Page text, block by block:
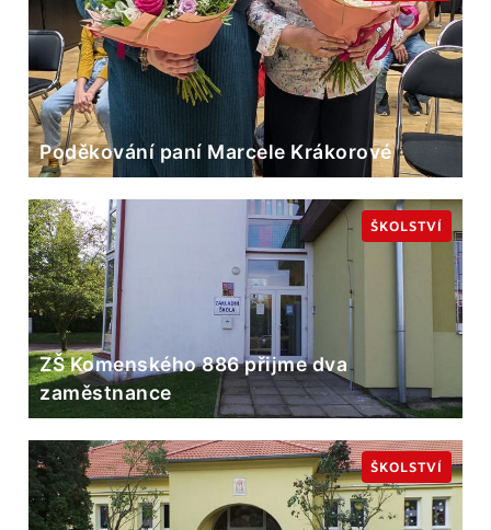
Poděkování paní Marcele Krákorové
ZŠ Komenského 886 přijme dva
zaměstnance
ŠKOLSTVÍ
ŠKOLSTVÍ